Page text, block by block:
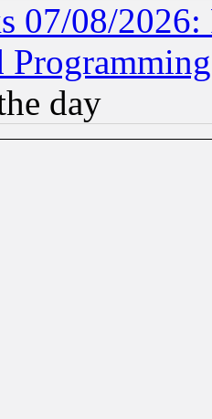
07/08/2026:
day